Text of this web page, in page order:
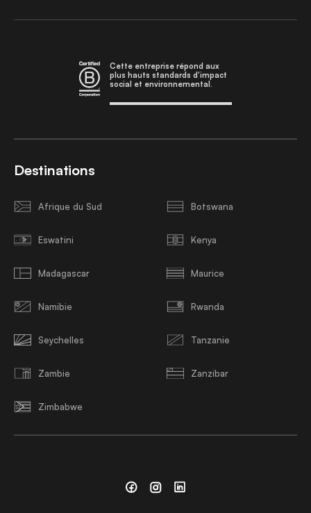
Cette entreprise répond aux
plus hauts standards d'impact
social et environnemental.
Destinations
Afrique du Sud Botswana
Eswatini Kenya
Madagascar Maurice
Namibie Rwanda
Seychelles Tanzanie
Zambie Zanzibar
Zimbabwe
FacebookInstagramLinkedin